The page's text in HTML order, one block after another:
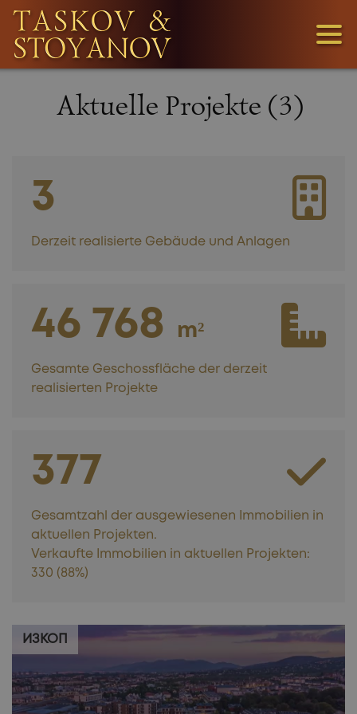
3
WIR SUCHEN
GRUNDSTÜCKE!
Aktuelle Projekte (3)
3
Derzeit realisierte Gebäude und Anlagen
46 768 m²
Gesamte Geschossfläche der derzeit
realisierten Projekte
377
Gesamtzahl der ausgewiesenen Immobilien in
aktuellen Projekten.
Verkaufte Immobilien in aktuellen Projekten:
330 (88%)
ИЗКОП